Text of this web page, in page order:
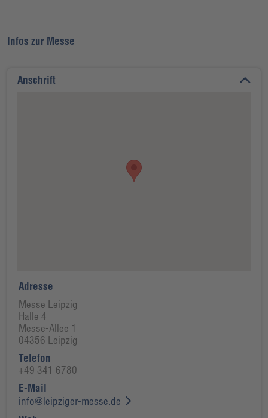
Infos zur Messe
Anschrift
Adresse
Messe Leipzig
Halle 4
Messe-Allee 1
04356 Leipzig
Telefon
+49 341 6780
E-Mail
info@leipziger-messe.de